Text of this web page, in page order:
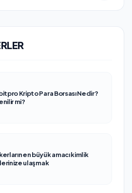
Kripto Para Borsası Nedir?
mi?
en büyük amacı kimlik
ulaşmak